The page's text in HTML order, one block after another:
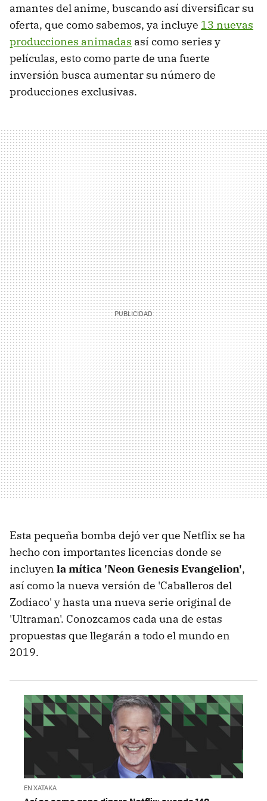
amantes del anime, buscando así diversificar su
oferta, que como sabemos, ya incluye 13 nuevas
producciones animadas así como series y
películas, esto como parte de una fuerte
inversión busca aumentar su número de
producciones exclusivas.
Esta pequeña bomba dejó ver que Netflix se ha
hecho con importantes licencias donde se
incluyen la mítica 'Neon Genesis Evangelion',
así como la nueva versión de 'Caballeros del
Zodiaco' y hasta una nueva serie original de
'Ultraman'. Conozcamos cada una de estas
propuestas que llegarán a todo el mundo en
2019.
EN XATAKA